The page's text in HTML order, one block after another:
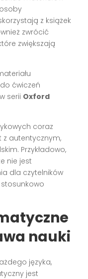
z książek
zwrócić
zwiększają
ćwiczeń
serii Oxford
coraz
z autentycznym,
Przykładowo,
nie jest
dla czytelników
nauki
języka,
jest